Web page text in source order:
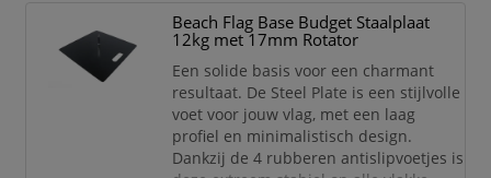
de Cross-Base voor extra stabiliteit.
De rotator van de Beachflag voet heeft
een diameter van 25 mm en is
Beach Flag Base Budget Staalplaat
12kg met 17mm Rotator
Een solide basis voor een charmant
resultaat. De Steel Plate is een stijlvolle
voet voor jouw vlag, met een laag
profiel en minimalistisch design.
Dankzij de 4 rubberen antislipvoetjes is